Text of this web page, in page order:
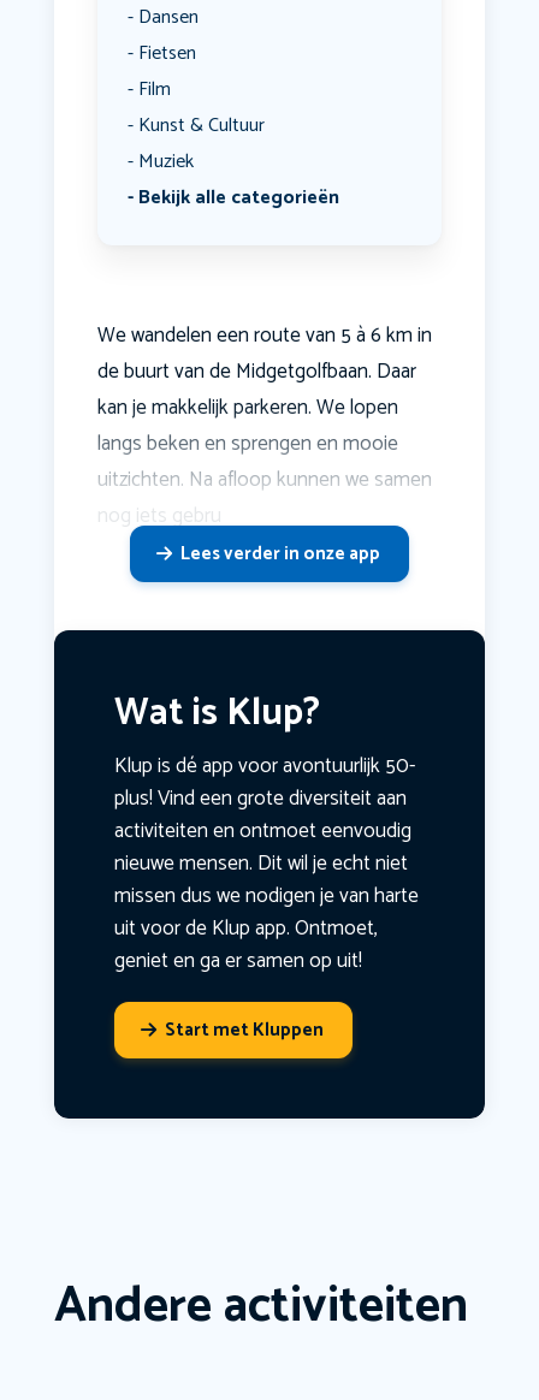
Dansen
Fietsen
Film
Kunst & Cultuur
Muziek
Bekijk alle categorieën
We wandelen een route van 5 à 6 km in
de buurt van de Midgetgolfbaan. Daar
kan je makkelijk parkeren. We lopen
langs beken en sprengen en mooie
uitzichten. Na afloop kunnen we samen
nog iets gebru
Lees verder in onze app
Wat is Klup?
Klup is dé app voor avontuurlijk 50-
plus! Vind een grote diversiteit aan
activiteiten en ontmoet eenvoudig
nieuwe mensen. Dit wil je echt niet
missen dus we nodigen je van harte
uit voor de Klup app. Ontmoet,
geniet en ga er samen op uit!
Start met Kluppen
Andere activiteiten